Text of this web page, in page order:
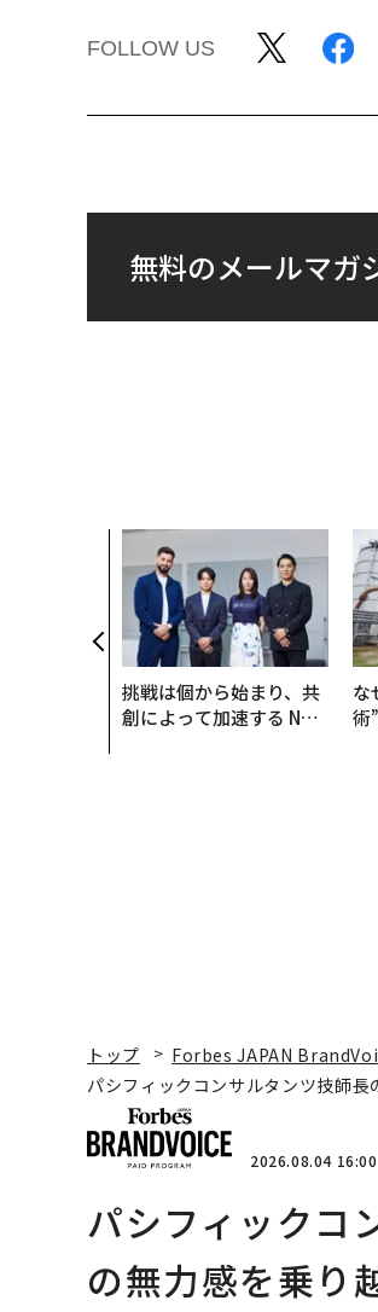
FOLLOW US
無料のメールマガ
挑戦は個から始まり、共
創によって加速する NOR
な
術
トップ Forbes JAPAN
パシフィックコンサルタンツ技師
2026.08.04 16:00
パシフィックコ
の無力感を乗り